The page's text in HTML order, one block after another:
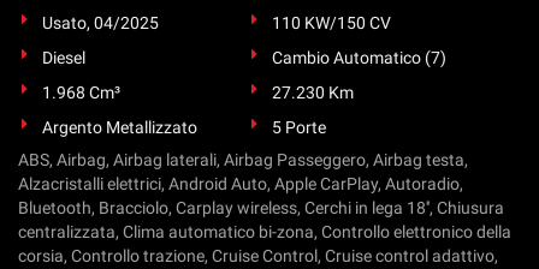
Usato, 04/2025
110 KW/150 CV
Diesel
Cambio Automatico (7)
1.968 Cm³
27.230 Km
Argento Metallizzato
5 Porte
ABS, Airbag, Airbag laterali, Airbag Passeggero, Airbag testa,
Alzacristalli elettrici, Android Auto, Apple CarPlay, Autoradio,
Bluetooth, Bracciolo, Carplay wireless, Cerchi in lega 18'', Chiusura
centralizzata, Clima automatico bi-zona, Controllo elettronico della
corsia, Controllo trazione, Cruise Control, Cruise control adattivo,